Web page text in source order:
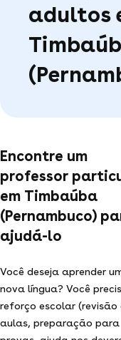
adultos
Encontre um
professor
em Timbaúba
(Pernambuco)
ajudá-lo
Você deseja aprender
nova língua? Você
reforço escolar (revisão
aulas, preparação para